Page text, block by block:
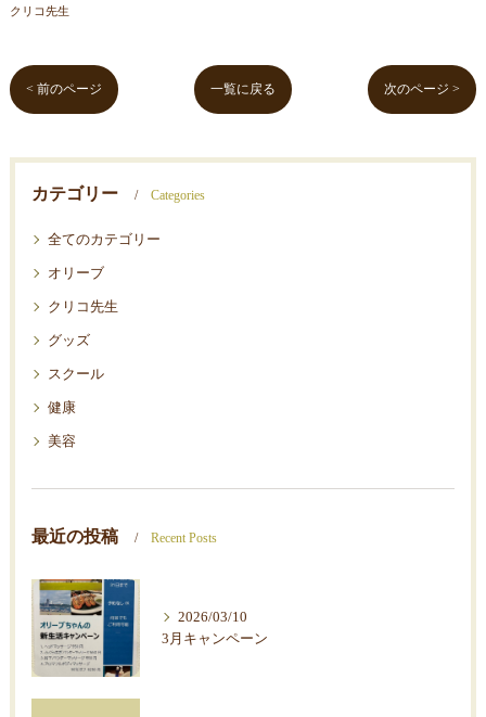
クリコ先生
< 前のページ 一覧に戻る 次のページ >
カテゴリー Categories
全てのカテゴリー
オリーブ
クリコ先生
グッズ
スクール
健康
美容
最近の投稿 Recent Posts
2026/03/10
3月キャンペーン